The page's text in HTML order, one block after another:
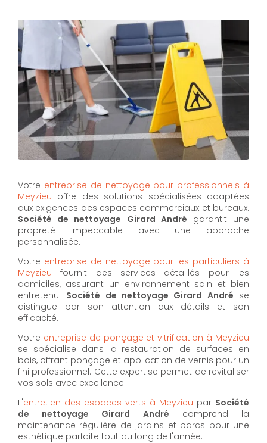
Votre entreprise de nettoyage pour professionnels à
Meyzieu offre des solutions spécialisées adaptées
aux exigences des espaces commerciaux et bureaux.
Société de nettoyage Girard André garantit une
propreté impeccable avec une approche
personnalisée.
Votre entreprise de nettoyage pour les particuliers à
Meyzieu fournit des services détaillés pour les
domiciles, assurant un environnement sain et bien
entretenu. Société de nettoyage Girard André se
distingue par son attention aux détails et son
efficacité.
Votre entreprise de ponçage et vitrification à Meyzieu
se spécialise dans la restauration de surfaces en
bois, offrant ponçage et application de vernis pour un
fini professionnel. Cette expertise permet de revitaliser
vos sols avec excellence.
L'entretien des espaces verts à Meyzieu par Société
de nettoyage Girard André comprend la
maintenance régulière de jardins et parcs pour une
esthétique parfaite tout au long de l'année.